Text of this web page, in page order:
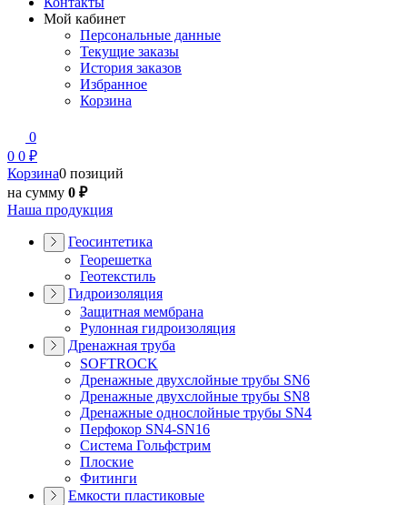
Мой кабинет
Персональные данные
Текущие заказы
История заказов
Избранное
Корзина
0
0 0 ₽
Корзина0 позиций
на сумму 0 ₽
Наша продукция
Геосинтетика
Георешетка
Геотекстиль
Гидроизоляция
Защитная мембрана
Рулонная гидроизоляция
Дренажная труба
SOFTROCK
Дренажные двухслойные трубы SN6
Дренажные двухслойные трубы SN8
Дренажные однослойные трубы SN4
Перфокор SN4-SN16
Система Гольфстрим
Плоские
Фитинги
Емкости пластиковые